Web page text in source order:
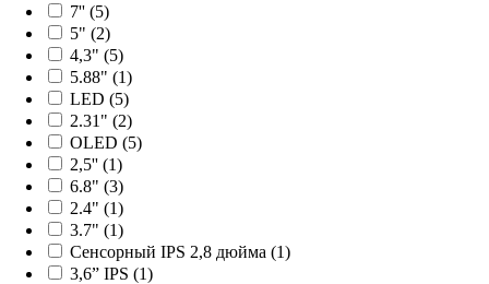
7'' (5)
5" (2)
4,3" (5)
5.88" (1)
LED (5)
2.31" (2)
OLED (5)
2,5'' (1)
6.8" (3)
2.4" (1)
3.7" (1)
Сенсорный IPS 2,8 дюйма (1)
3,6” IPS (1)